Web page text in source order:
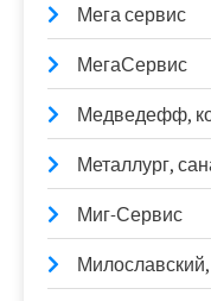
Мега сервис
МегаСервис
Медведефф,
Металлург,
Миг-Сервис